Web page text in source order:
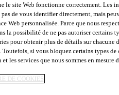
Développement durable
DE
le site Web fonctionne correctement. Les
de vous identifier directement, mais
Web personnalisée. Parce que nous
la possibilité de ne pas autoriser certains
pour obtenir plus de détails sur chacune
Toutefois, si vous bloquez certains types
les services que nous sommes en mesure
DE COOKIES